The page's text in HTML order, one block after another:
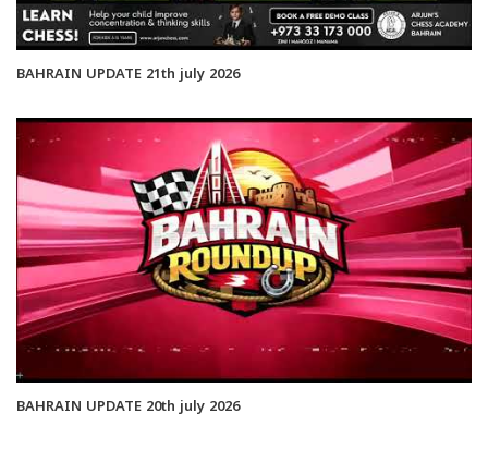
BAHRAIN UPDATE 21th july 2026
BAHRAIN UPDATE 20th july 2026